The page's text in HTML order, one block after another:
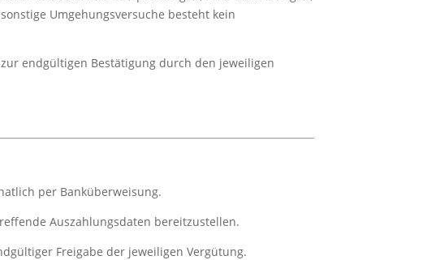
Umgehungsversuche besteht kein
endgültigen Bestätigung durch den jeweiligen
per Banküberweisung.
Auszahlungsdaten bereitzustellen.
Freigabe der jeweiligen Vergütung.